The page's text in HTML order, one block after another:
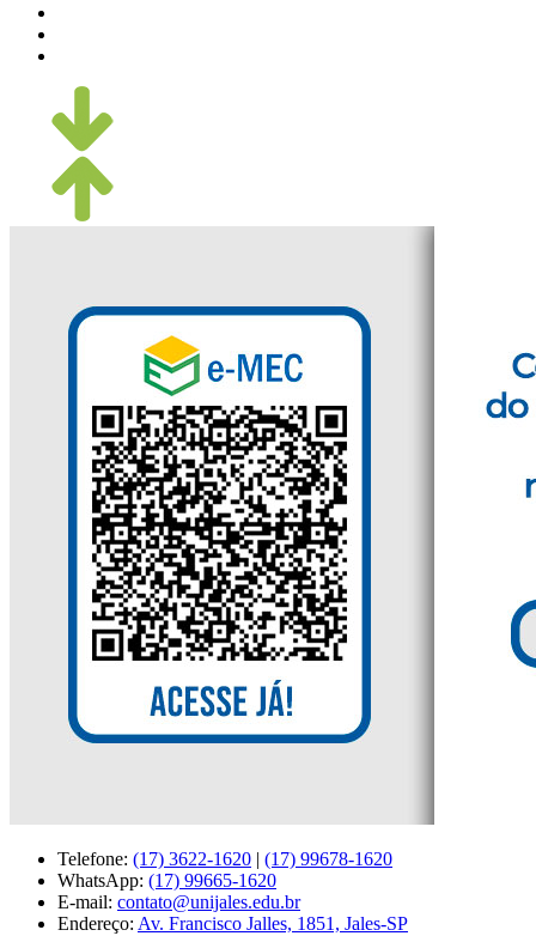
Telefone: (17) 3622-1620 | (17) 99678-1620
WhatsApp: (17) 99665-1620
E-mail: contato@unijales.edu.br
Endereço: Av. Francisco Jalles, 1851, Jales-SP